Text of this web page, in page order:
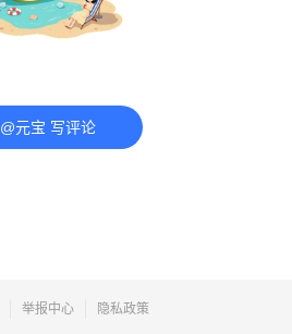
@元宝 写评论
举报中心 隐私政策